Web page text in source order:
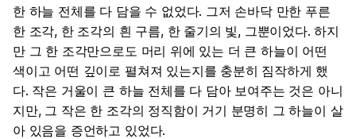
한 하늘 전체를 다 담을 수 없었다. 그저 손바닥 만한 푸른
한 조각, 한 조각의 흰 구름, 한 줄기의 빛, 그뿐이었다. 하지
만 그 한 조각만으로도 머리 위에 있는 더 큰 하늘이 어떤
색이고 어떤 깊이로 펼쳐져 있는지를 충분히 짐작하게 했
다. 작은 거울이 큰 하늘 전체를 다 담아 보여주는 것은 아니
지만, 그 작은 한 조각의 정직함이 거기 분명히 그 하늘이 살
아 있음을 증언하고 있었다.